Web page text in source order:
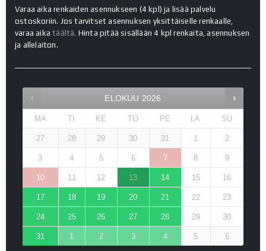
Varaa aika renkaiden asennukseen (4 kpl) ja lisää palvelu
ostoskoriin. Jos tarvitset asennuksen yksittäiselle renkaalle,
varaa aikatäältä. Hinta pitää sisällään 4 kpl renkaita, asennuksen
ja allelaiton.
ELOKUU 2026
MA TI KE TO PE LA SU
27 28 29 30 31 1 2
3 4 5 6 7 8 9
10 11 12 13 14 15 16
17 18 19 20 21 22 23
24 25 26 27 28 29 30
31 1 2 3 4 5 6